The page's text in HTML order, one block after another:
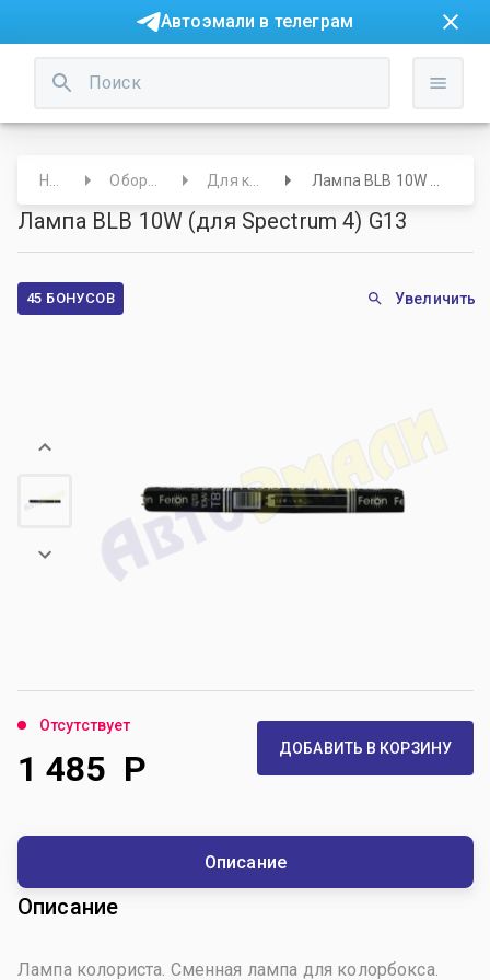
Автоэмали в телеграм
Лампа BLB 10W (для Spectrum 4) G13
45 БОНУСОВ Увеличить
Отсутствует
1 485 Р ДОБАВИТЬ В КОРЗИНУ
Описание
Описание
Лампа колориста. Сменная лампа для колорбокса.